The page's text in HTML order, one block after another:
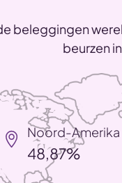
beleggingen
beurzen
Noord-Amerika
48,87%